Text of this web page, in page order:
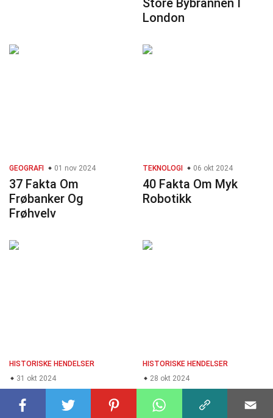
Store Bybrannen I
London
GEOGRAFI 01 nov 2024
37 Fakta Om
Frøbanker Og
Frøhvelv
TEKNOLOGI 06 okt 2024
40 Fakta Om Myk
Robotikk
HISTORISKE HENDELSER
31 okt 2024
Columbia-ulykken
HISTORISKE HENDELSER
28 okt 2024
Jordskjelv